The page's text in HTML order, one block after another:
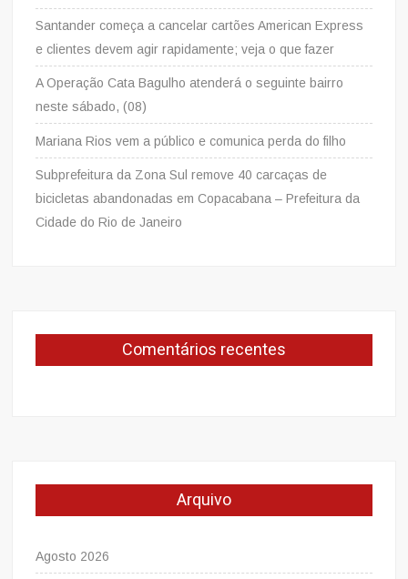
Santander começa a cancelar cartões American Express
e clientes devem agir rapidamente; veja o que fazer
A Operação Cata Bagulho atenderá o seguinte bairro
neste sábado, (08)
Mariana Rios vem a público e comunica perda do filho
Subprefeitura da Zona Sul remove 40 carcaças de
bicicletas abandonadas em Copacabana – Prefeitura da
Cidade do Rio de Janeiro
Comentários recentes
Arquivo
Agosto 2026